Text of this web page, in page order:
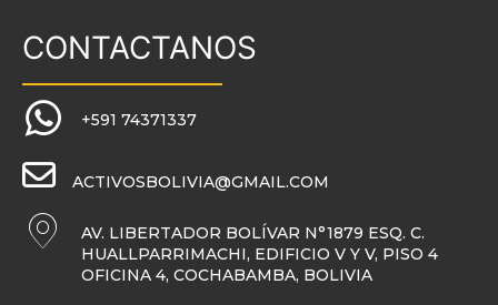
CONTACTANOS
+591 74371337
ACTIVOSBOLIVIA@GMAIL.COM
AV. LIBERTADOR BOLÍVAR N°1879 ESQ. C.
HUALLPARRIMACHI, EDIFICIO V Y V, PISO 4
OFICINA 4, COCHABAMBA, BOLIVIA